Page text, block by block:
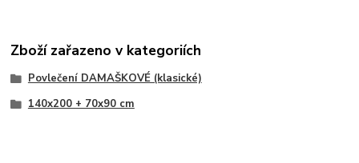
Zboží zařazeno v kategoriích
Povlečení DAMAŠKOVÉ (klasické)
140x200 + 70x90 cm